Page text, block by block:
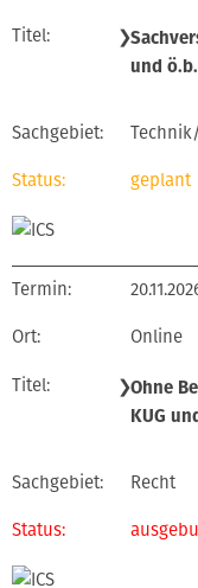
❯
und
geplant
Online
❯Ohne
KUG
Recht